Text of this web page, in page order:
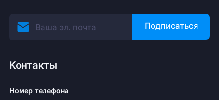
Подписаться
Контакты
Номер телефона